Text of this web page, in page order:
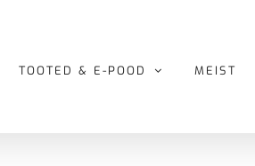
TOOTED & E-POOD MEIST